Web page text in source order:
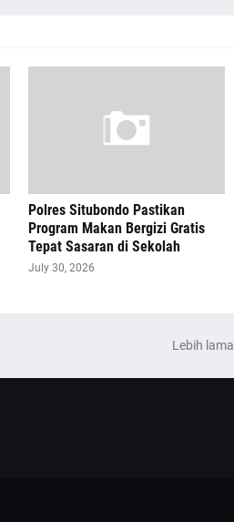
Polres Situbondo Pastikan
Program Makan Bergizi Gratis
Tepat Sasaran di Sekolah
July 30, 2026
Lebih lama